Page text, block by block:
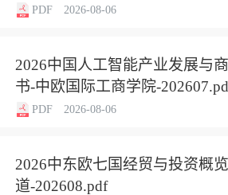
PDF 2026-08-06
2026中国人工智能产业发展与
书-中欧国际工商学院-
PDF 2026-08-06
2026中东欧七国经贸与投资概
道-202608.pdf